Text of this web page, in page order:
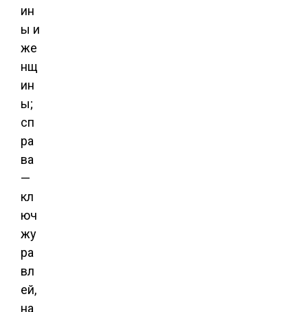
ин
ы и
же
нщ
ин
ы;
сп
ра
ва
—
кл
юч
жу
ра
вл
ей,
на